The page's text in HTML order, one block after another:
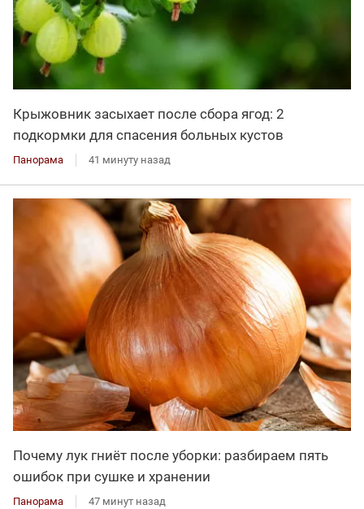
Крыжовник засыхает после сбора ягод: 2
подкормки для спасения больных кустов
Панорама 41 минуту назад
Почему лук гниёт после уборки: разбираем пять
ошибок при сушке и хранении
Панорама 47 минут назад